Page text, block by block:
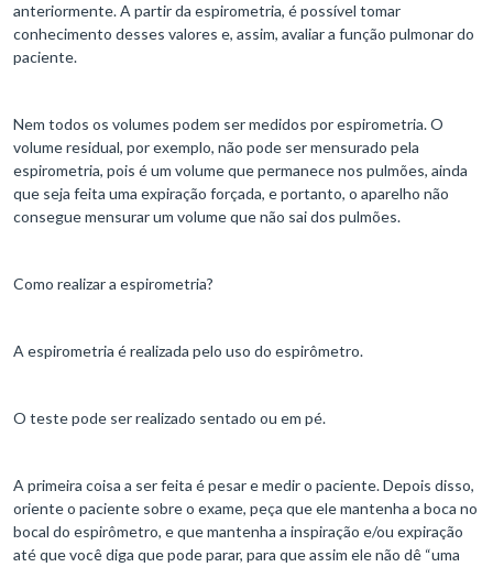
anteriormente. A partir da espirometria, é possível tomar
conhecimento desses valores e, assim, avaliar a função pulmonar do
paciente.
Nem todos os volumes podem ser medidos por espirometria. O
volume residual, por exemplo, não pode ser mensurado pela
espirometria, pois é um volume que permanece nos pulmões, ainda
que seja feita uma expiração forçada, e portanto, o aparelho não
consegue mensurar um volume que não sai dos pulmões.
Como realizar a espirometria?
A espirometria é realizada pelo uso do espirômetro.
O teste pode ser realizado sentado ou em pé.
A primeira coisa a ser feita é pesar e medir o paciente. Depois disso,
oriente o paciente sobre o exame, peça que ele mantenha a boca no
bocal do espirômetro, e que mantenha a inspiração e/ou expiração
até que você diga que pode parar, para que assim ele não dê “uma